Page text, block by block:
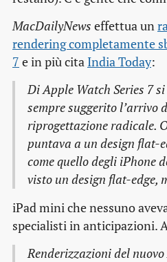
MacDailyNews effettua un
rendering completamente
7 e in più cita India Today:
Di Apple Watch Series 7
sempre suggerito l’arrivo
riprogettazione radicale.
puntava a un design flat-
come quello degli iPhone
visto un design flat-edge,
iPad mini che nessuno
specialisti in anticipazioni.
Renderizzazioni del